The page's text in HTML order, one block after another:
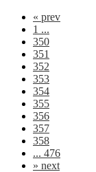
« prev
1 ...
350
351
352
353
354
355
356
357
358
... 476
» next